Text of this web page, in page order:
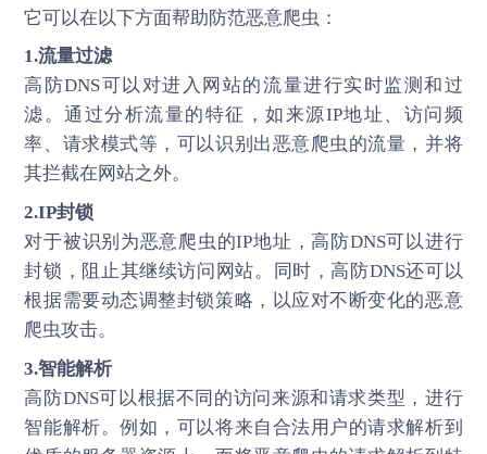
它可以在以下方面帮助防范恶意爬虫：
1.流量过滤
高防DNS可以对进入网站的流量进行实时监测和过
滤。通过分析流量的特征，如来源IP地址、访问频
率、请求模式等，可以识别出恶意爬虫的流量，并将
其拦截在网站之外。
2.IP封锁
对于被识别为恶意爬虫的IP地址，高防DNS可以进行
封锁，阻止其继续访问网站。同时，高防DNS还可以
根据需要动态调整封锁策略，以应对不断变化的恶意
爬虫攻击。
3.智能解析
高防DNS可以根据不同的访问来源和请求类型，进行
智能解析。例如，可以将来自合法用户的请求解析到